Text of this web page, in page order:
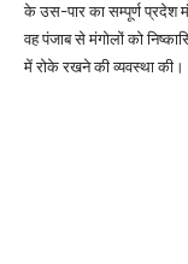
के उस-पार का सम्पूर्ण प्रदेश
वह पंजाब से मंगोलों को
में रोके रखने की व्यवस्था की।